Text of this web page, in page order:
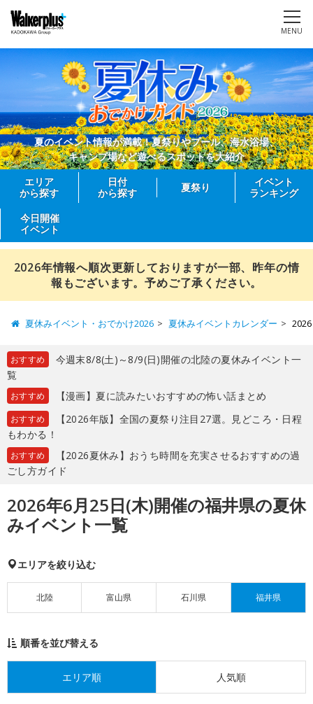
MENU
夏のイベント情報が満載！夏祭りやプール、海水浴場、
キャンプ場など遊べるスポットを大紹介
エリア
から探す
日付
から探す
夏祭り
イベント
ランキング
今日開催
イベント
2026年情報へ順次更新しておりますが一部、昨年の情
報もございます。予めご了承ください。
夏休みイベント・おでかけ2026 夏休みイベントカレンダー
おすすめ
今週末8/8(土)～8/9(日)開催の北陸の夏休みイベント一
覧
おすすめ 【漫画】夏に読みたいおすすめの怖い話まとめ
おすすめ
【2026年版】全国の夏祭り注目27選。見どころ・日程
もわかる！
おすすめ
【2026夏休み】おうち時間を充実させるおすすめの過
ごし方ガイド
2026年6月25日(木)開催の福井県の夏休
みイベント一覧
エリアを絞り込む
北陸 富山県 石川県 福井県
順番を並び替える
エリア順 人気順